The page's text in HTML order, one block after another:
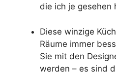
die ich je gesehen
Diese winzige
Räume immer
Sie mit den
werden – es sind